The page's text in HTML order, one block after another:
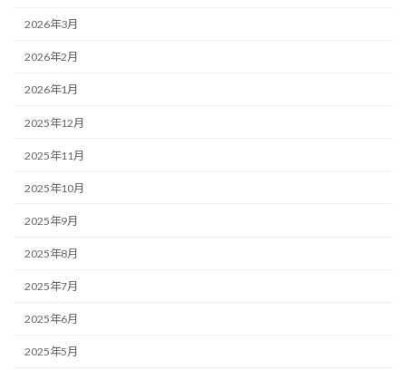
2026年3月
2026年2月
2026年1月
2025年12月
2025年11月
2025年10月
2025年9月
2025年8月
2025年7月
2025年6月
2025年5月